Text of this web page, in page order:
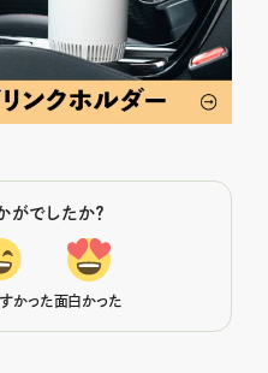
がでしたか？
かった面白かった